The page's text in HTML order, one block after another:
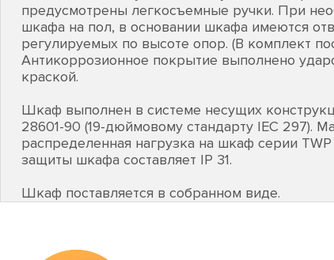
предусмотрены легкосъемные ручки. При
шкафа на пол, в основании шкафа имеются
регулируемых по высоте опор. (В комплект
Антикоррозионное покрытие выполнено
краской.
Шкаф выполнен в системе несущих
28601-90 (19-дюймовому стандарту IEC 297).
распределенная нагрузка на шкаф серии TWP
защиты шкафа составляет IP 31.
Шкаф поставляется в собранном виде.